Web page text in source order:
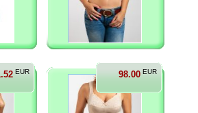
EUR 98.00 EUR